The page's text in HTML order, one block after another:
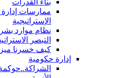
ممارسات إدارة
الإستراتيجية
نظام موارد
التبصر
كيف خسرنا
إدارة حكومية